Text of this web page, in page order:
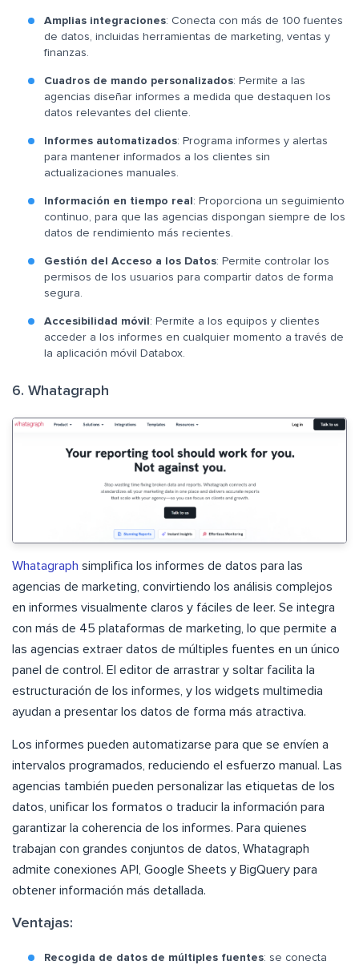
Amplias integraciones: Conecta con más de 100 fuentes
de datos, incluidas herramientas de marketing, ventas y
finanzas.
Cuadros de mando personalizados: Permite a las
agencias diseñar informes a medida que destaquen los
datos relevantes del cliente.
Informes automatizados: Programa informes y alertas
para mantener informados a los clientes sin
actualizaciones manuales.
Información en tiempo real: Proporciona un seguimiento
continuo, para que las agencias dispongan siempre de los
datos de rendimiento más recientes.
Gestión del Acceso a los Datos: Permite controlar los
permisos de los usuarios para compartir datos de forma
segura.
Accesibilidad móvil: Permite a los equipos y clientes
acceder a los informes en cualquier momento a través de
la aplicación móvil Databox.
6. Whatagraph
Whatagraph simplifica los informes de datos para las
agencias de marketing, convirtiendo los análisis complejos
en informes visualmente claros y fáciles de leer. Se integra
con más de 45 plataformas de marketing, lo que permite a
las agencias extraer datos de múltiples fuentes en un único
panel de control. El editor de arrastrar y soltar facilita la
estructuración de los informes, y los widgets multimedia
ayudan a presentar los datos de forma más atractiva.
Los informes pueden automatizarse para que se envíen a
intervalos programados, reduciendo el esfuerzo manual. Las
agencias también pueden personalizar las etiquetas de los
datos, unificar los formatos o traducir la información para
garantizar la coherencia de los informes. Para quienes
trabajan con grandes conjuntos de datos, Whatagraph
admite conexiones API, Google Sheets y BigQuery para
obtener información más detallada.
Ventajas:
Recogida de datos de múltiples fuentes: se conecta